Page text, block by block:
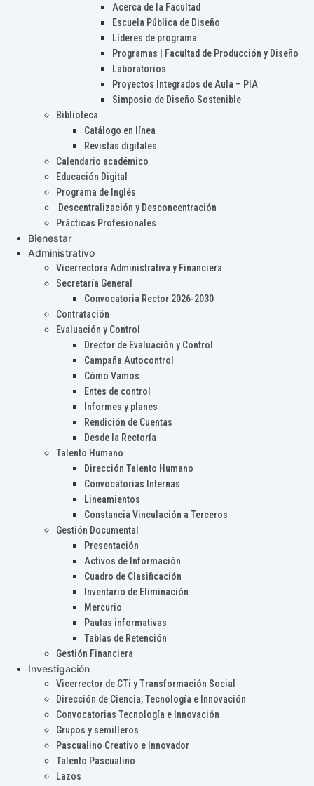
Acerca de la Facultad
Escuela Pública de Diseño
Líderes de programa
Programas | Facultad de Producción y Diseño
Laboratorios
Proyectos Integrados de Aula – PIA
Simposio de Diseño Sostenible
Biblioteca
Catálogo en línea
Revistas digitales
Calendario académico
Educación Digital
Programa de Inglés
Descentralización y Desconcentración
Prácticas Profesionales
Bienestar
Administrativo
Vicerrectora Administrativa y Financiera
Secretaría General
Convocatoria Rector 2026-2030
Contratación
Evaluación y Control
Drector de Evaluación y Control
Campaña Autocontrol
Cómo Vamos
Entes de control
Informes y planes
Rendición de Cuentas
Desde la Rectoría
Talento Humano
Dirección Talento Humano
Convocatorias Internas
Lineamientos
Constancia Vinculación a Terceros
Gestión Documental
Presentación
Activos de Información
Cuadro de Clasificación
Inventario de Eliminación
Mercurio
Pautas informativas
Tablas de Retención
Gestión Financiera
Investigación
Vicerrector de CTi y Transformación Social
Dirección de Ciencia, Tecnología e Innovación
Convocatorias Tecnología e Innovación
Grupos y semilleros
Pascualino Creativo e Innovador
Talento Pascualino
Lazos